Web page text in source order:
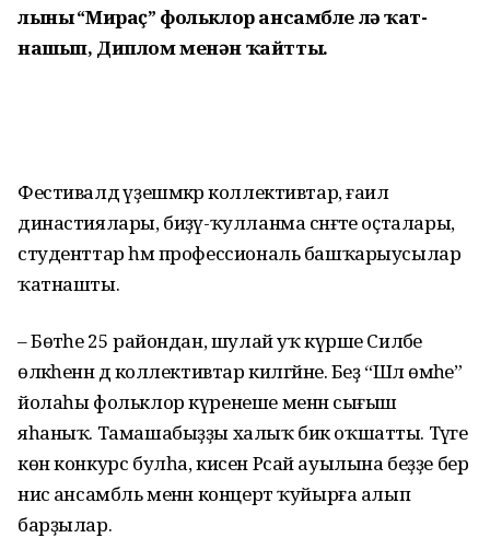
лы­ның “Ми­раҫ” фольклор ан­самбле лә ҡат­
нашып, Диплом менән ҡайтты.
Фестивалдә үҙешмәкәр коллективтар, ғаилә
династиялары, биҙәү-ҡулланма сәнғәте оҫталары,
студенттар һәм профессиональ башҡарыусылар
ҡатнашты.
– Бөтәһе 25 райондан, шулай уҡ күрше Силәбе
өлкәһенән дә коллективтар килгәйне. Беҙ “Шәл өмәһе”
йолаһы фольклор күренеше менән сығыш
яһаныҡ. Тамашабыҙҙы халыҡ бик оҡшатты. Тәүге
көн конкурс булһа, кисен Рсай ауылына беҙҙе бер
нисә ансамбль менән концерт ҡуйырға алып
барҙылар.